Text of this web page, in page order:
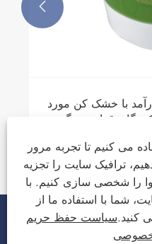
با خشک کن مورد
قرار می گیرند
بیشتر ببینید >>

می کنیم تا تجربه مرور
ترافیک سایت را تجزیه
را شخصی سازی کنیم. با
شما با استفاده ما از
کنید.سیاست حفظ حریم